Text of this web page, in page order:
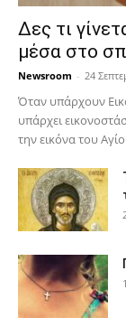
Δες τι
μέσα στο
Newsroom - 24
Όταν υπάρχουν
υπάρχει
την εικόνα του